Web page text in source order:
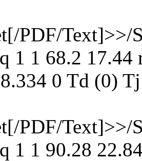
PDF/Text]>>/
1 1 68.2 17.44
0 Td (0)
PDF/Text]>>/
1 1 90.28